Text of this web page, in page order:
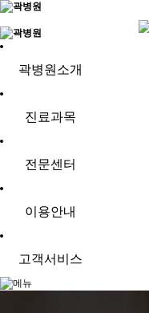
곽병원소개
진료과목
전문센터
이용안내
고객서비스